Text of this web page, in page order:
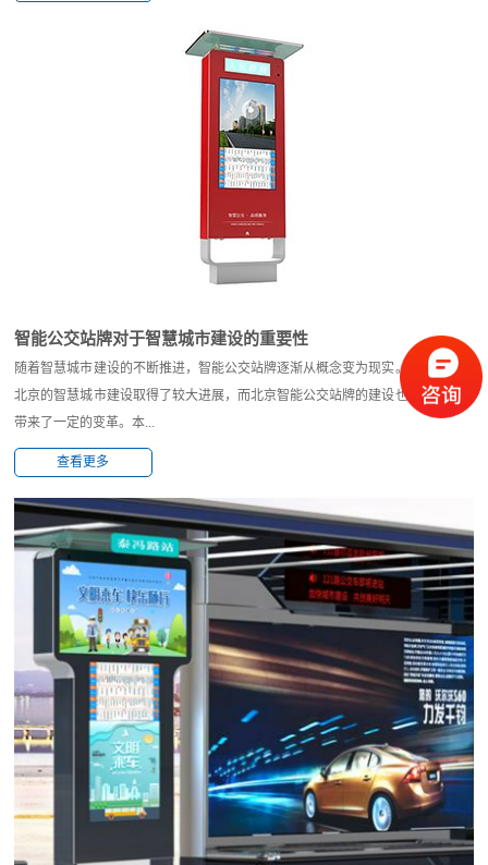
智能公交站牌对于智慧城市建设的重要性
随着智慧城市建设的不断推进，智能公交站牌逐渐从概念变为现实。作为首都，
北京的智慧城市建设取得了较大进展，而北京智能公交站牌的建设也为城市交通
带来了一定的变革。本...
查看更多